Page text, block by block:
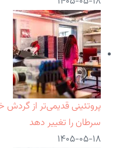
پروتئینی قدیمی‌تر از گردش
سرطان را تغییر دهد
۱۴۰۵-۰۵-۱۸